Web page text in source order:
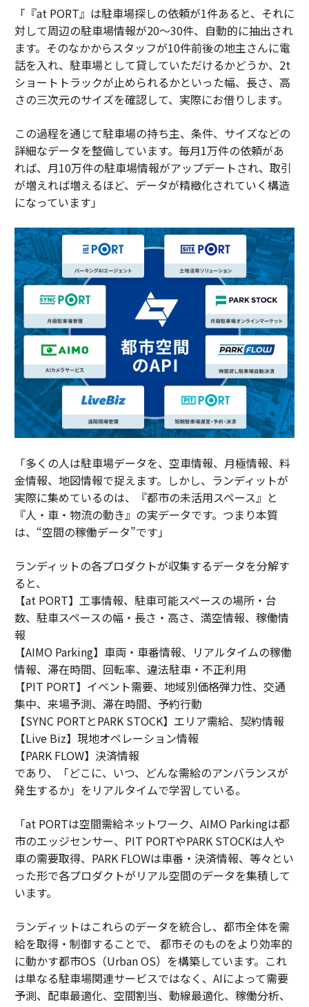
「『at PORT』は駐車場探しの依頼が1件あると、それに
対して周辺の駐車場情報が20～30件、自動的に抽出され
ます。そのなかからスタッフが10件前後の地主さんに電
話を入れ、駐車場として貸していただけるかどうか、2t
ショートトラックが止められるかといった幅、長さ、高
さの三次元のサイズを確認して、実際にお借りします。
この過程を通じて駐車場の持ち主、条件、サイズなどの
詳細なデータを整備しています。毎月1万件の依頼があ
れば、月10万件の駐車場情報がアップデートされ、取引
が増えれば増えるほど、データが精緻化されていく構造
になっています」
「多くの人は駐車場データを、空車情報、月極情報、料
金情報、地図情報で捉えます。しかし、ランディットが
実際に集めているのは、『都市の未活用スペース』と
『人・車・物流の動き』の実データです。つまり本質
は、“空間の稼働データ”です」
ランディットの各プロダクトが収集するデータを分解す
ると、
【at PORT】工事情報、駐車可能スペースの場所・台
数、駐車スペースの幅・長さ・高さ、満空情報、稼働情
報
【AIMO Parking】車両・車番情報、リアルタイムの稼働
情報、滞在時間、回転率、違法駐車・不正利用
【PIT PORT】イベント需要、地域別価格弾力性、交通
集中、来場予測、滞在時間、予約行動
【SYNC PORTとPARK STOCK】エリア需給、契約情報
【Live Biz】現地オペレーション情報
【PARK FLOW】決済情報
であり、「どこに、いつ、どんな需給のアンバランスが
発生するか」をリアルタイムで学習している。
「at PORTは空間需給ネットワーク、AIMO Parkingは都
市のエッジセンサー、PIT PORTやPARK STOCKは人や
車の需要取得、PARK FLOWは車番・決済情報、等々とい
った形で各プロダクトがリアル空間のデータを集積して
います。
ランディットはこれらのデータを統合し、都市全体を需
給を取得・制御することで、 都市そのものをより効率的
に動かす都市OS（Urban OS）を構築しています。これ
は単なる駐車場関連サービスではなく、AIによって需要
予測、配車最適化、空間割当、動線最適化、稼働分析、